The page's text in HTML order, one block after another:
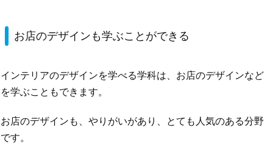
お店のデザインも学ぶことができる
インテリアのデザインを学べる学科は、お店のデザインなど
を学ぶこともできます。
お店のデザインも、やりがいがあり、とても人気のある分野
です。